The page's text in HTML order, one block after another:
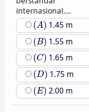
internasional....
(A)
(A) 1.45 m
(B)
(B) 1.55 m
(C)
(C) 1.65 m
(D)
(D) 1.75 m
(E)
(E) 2.00 m